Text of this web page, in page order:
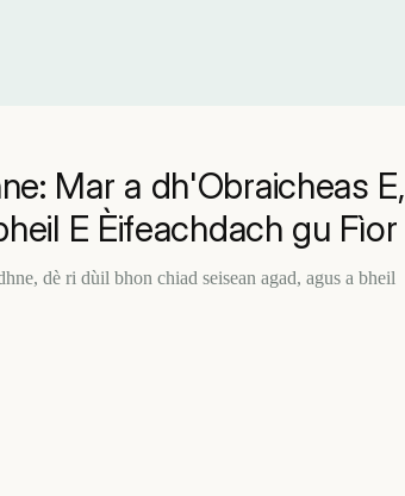
Mar a dh'Obraicheas E,
E Èifeachdach gu Fìor
dè ri dùil bhon chiad seisean agad, agus a bheil